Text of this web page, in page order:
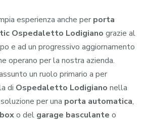
esperienza anche per porta
Ospedaletto Lodigiano grazie al
e ad un progressivo aggiornamento
operano per la nostra azienda.
un ruolo primario a per
di Ospedaletto Lodigiano nella
per una porta automatica,
o del garage basculante o